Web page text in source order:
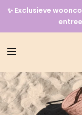
✨ Exclusieve